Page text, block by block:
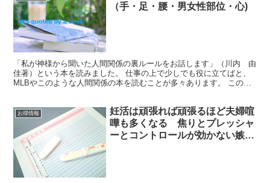
（手・足・腰・男女性部位・心)
「私が神様から聞いた人間関係の裏ルールをお話します」（川内 由
佳著）という本を読みました。 仕事の上で少しでも役に立てばと、
MLBやこのような人間関係の本を読むことが多々あります。 この本
お得情報
妊活は頑張れば頑張るほど夫婦喧
嘩も多くなる 焦りとプレッシャ
ーとコントロールが効かない嫉妬